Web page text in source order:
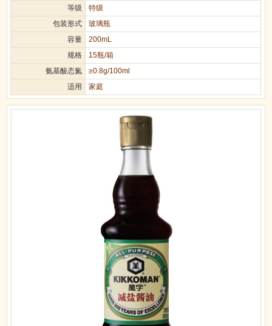
等级 特级
包装形式 玻璃瓶
容量 200mL
规格 15瓶/箱
氨基酸态氮 ≥0.8g/100ml
适用 家庭